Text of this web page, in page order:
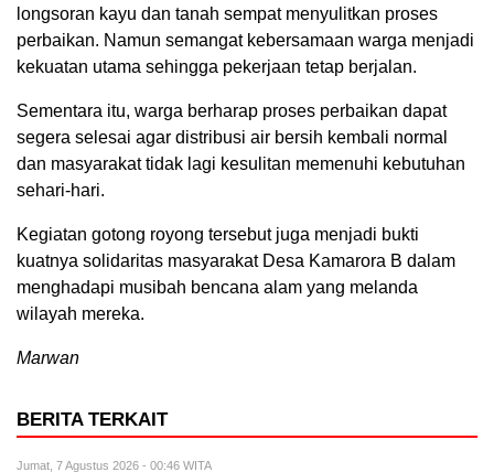
longsoran kayu dan tanah sempat menyulitkan proses
perbaikan. Namun semangat kebersamaan warga menjadi
kekuatan utama sehingga pekerjaan tetap berjalan.
Sementara itu, warga berharap proses perbaikan dapat
segera selesai agar distribusi air bersih kembali normal
dan masyarakat tidak lagi kesulitan memenuhi kebutuhan
sehari-hari.
Kegiatan gotong royong tersebut juga menjadi bukti
kuatnya solidaritas masyarakat Desa Kamarora B dalam
menghadapi musibah bencana alam yang melanda
wilayah mereka.
Marwan
BERITA TERKAIT
Jumat, 7 Agustus 2026 - 00:46 WITA